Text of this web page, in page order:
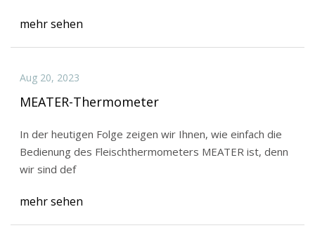
mehr sehen
Aug 20, 2023
MEATER-Thermometer
In der heutigen Folge zeigen wir Ihnen, wie einfach die
Bedienung des Fleischthermometers MEATER ist, denn
wir sind def
mehr sehen